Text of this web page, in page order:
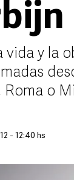
vida y la
Roma o
- 12:40 hs